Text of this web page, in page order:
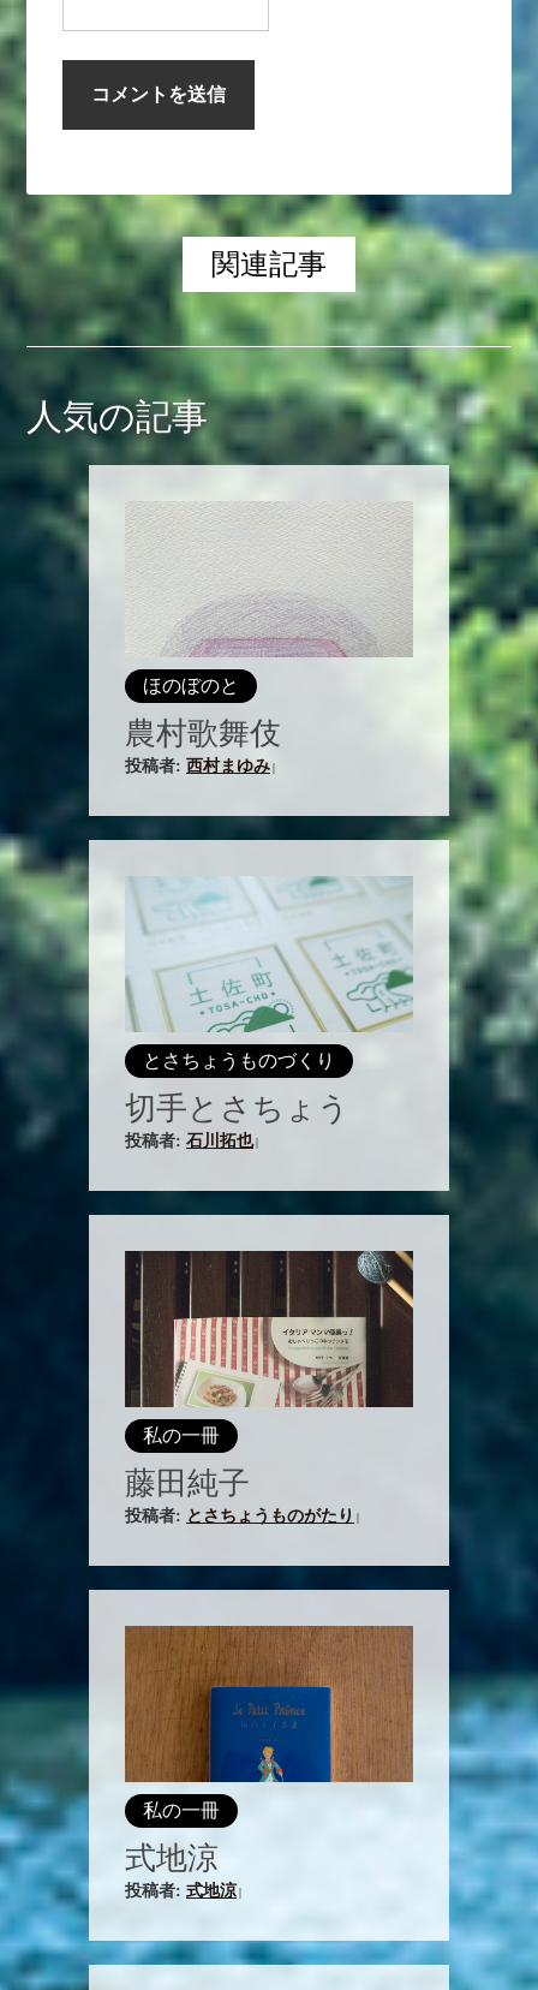
関連記事
人気の記事
ほのぼのと
農村歌舞伎
投稿者: 西村まゆみ
とさちょうものづくり
切手とさちょう
投稿者: 石川拓也|
私の一冊
藤田純子
投稿者: とさちょうものがたり
私の一冊
式地涼
投稿者: 式地涼